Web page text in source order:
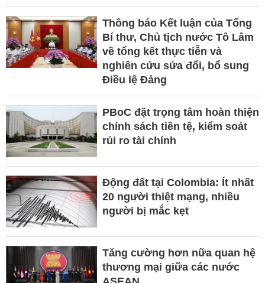
Thông báo Kết luận của Tổng
Bí thư, Chủ tịch nước Tô Lâm
về tổng kết thực tiễn và
nghiên cứu sửa đổi, bổ sung
Điều lệ Đảng
PBoC đặt trọng tâm hoàn thiện
chính sách tiền tệ, kiểm soát
rủi ro tài chính
Động đất tại Colombia: Ít nhất
20 người thiệt mạng, nhiều
người bị mắc kẹt
Tăng cường hơn nữa quan hệ
thương mại giữa các nước